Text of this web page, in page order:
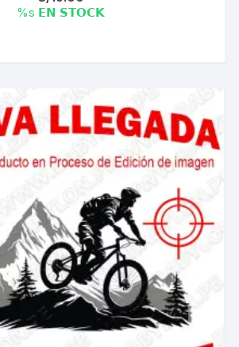
%s 𝗘𝗡 𝗦𝗧𝗢𝗖𝗞
múltiples
variantes.
opciones
pueden
elegir
en
la
página
de
producto